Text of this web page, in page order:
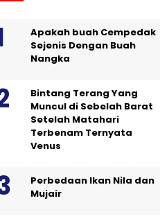
Apakah buah Cempedak
Sejenis Dengan Buah
Nangka
Bintang Terang Yang
Muncul di Sebelah Barat
Setelah Matahari
Terbenam Ternyata
Venus
Perbedaan Ikan Nila dan
Mujair